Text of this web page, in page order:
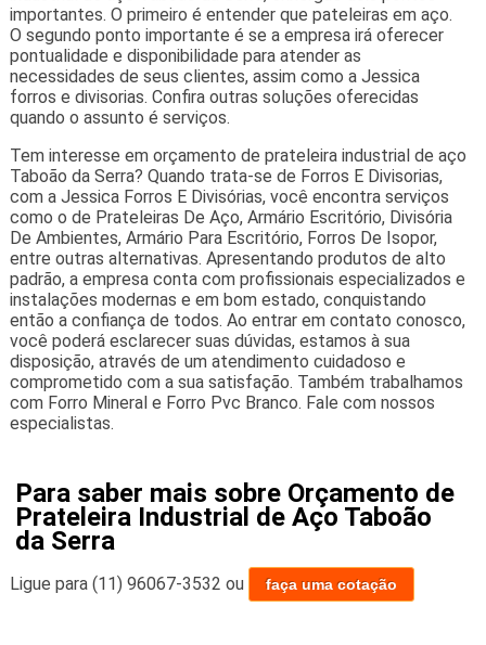
importantes. O primeiro é entender que pateleiras em aço.
O segundo ponto importante é se a empresa irá oferecer
pontualidade e disponibilidade para atender as
necessidades de seus clientes, assim como a Jessica
forros e divisorias. Confira outras soluções oferecidas
quando o assunto é serviços.
Tem interesse em orçamento de prateleira industrial de aço
Taboão da Serra? Quando trata-se de Forros E Divisorias,
com a Jessica Forros E Divisórias, você encontra serviços
como o de Prateleiras De Aço, Armário Escritório, Divisória
De Ambientes, Armário Para Escritório, Forros De Isopor,
entre outras alternativas. Apresentando produtos de alto
padrão, a empresa conta com profissionais especializados e
instalações modernas e em bom estado, conquistando
então a confiança de todos. Ao entrar em contato conosco,
você poderá esclarecer suas dúvidas, estamos à sua
disposição, através de um atendimento cuidadoso e
comprometido com a sua satisfação. Também trabalhamos
com Forro Mineral e Forro Pvc Branco. Fale com nossos
especialistas.
Para saber mais sobre Orçamento de
Prateleira Industrial de Aço Taboão
da Serra
Ligue para (11) 96067-3532 ou faça uma cotação